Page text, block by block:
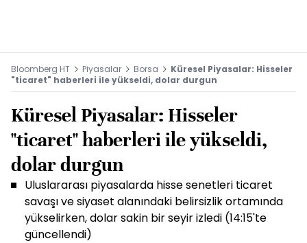
Bloomberg HT Piyasalar Borsa
Küresel Piyasalar: Hisseler
"ticaret" haberleri ile yükseldi, dolar durgun
Küresel Piyasalar: Hisseler
"ticaret" haberleri ile yükseldi,
dolar durgun
Uluslararası piyasalarda hisse senetleri ticaret
savaşı ve siyaset alanındaki belirsizlik ortamında
yükselirken, dolar sakin bir seyir izledi (14:15'te
güncellendi)